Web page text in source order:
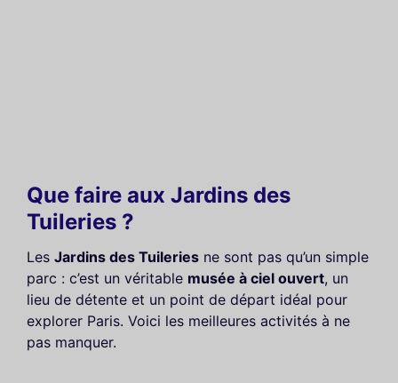
Que faire aux Jardins des
Tuileries ?
Les Jardins des Tuileries ne sont pas qu’un simple
parc : c’est un véritable musée à ciel ouvert, un
lieu de détente et un point de départ idéal pour
explorer Paris. Voici les meilleures activités à ne
pas manquer.